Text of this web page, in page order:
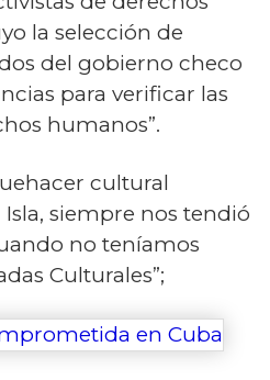
la selección de
del gobierno checo
para verificar las
humanos”.
cultural
siempre nos tendió
no teníamos
Culturales”;